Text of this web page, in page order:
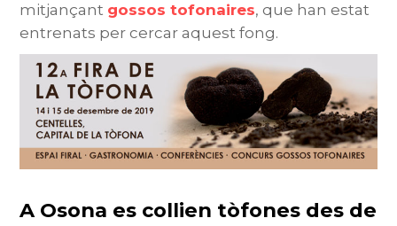
mitjançant gossos tofonaires, que han estat
entrenats per cercar aquest fong.
A Osona es collien tòfones des de